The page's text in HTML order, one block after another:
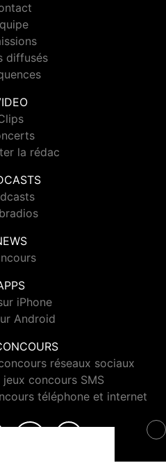
diffusés
la rédac
iPhone
Android
réseaux sociaux
jeux concours SMS
téléphone et internet